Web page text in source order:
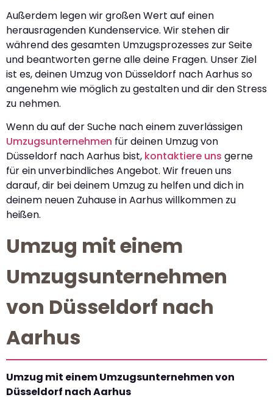
Außerdem legen wir großen Wert auf einen
herausragenden Kundenservice. Wir stehen dir
während des gesamten Umzugsprozesses zur Seite
und beantworten gerne alle deine Fragen. Unser Ziel
ist es, deinen Umzug von Düsseldorf nach Aarhus so
angenehm wie möglich zu gestalten und dir den Stress
zu nehmen.
Wenn du auf der Suche nach einem zuverlässigen
Umzugsunternehmen für deinen Umzug von
Düsseldorf nach Aarhus bist, kontaktiere uns gerne
für ein unverbindliches Angebot. Wir freuen uns
darauf, dir bei deinem Umzug zu helfen und dich in
deinem neuen Zuhause in Aarhus willkommen zu
heißen.
Umzug mit einem
Umzugsunternehmen
von Düsseldorf nach
Aarhus
Umzug mit einem Umzugsunternehmen von
Düsseldorf nach Aarhus